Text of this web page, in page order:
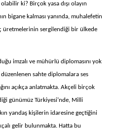
ki? Birçok yasa dışı olayın
bigane kalması yanında, muhalefetin
üretmelerinin sergilendiği bir ülkede
imzalı ve mühürlü diplomasını yok
düzenlenen sahte diplomalara ses
açıkça anlatmakta. Akçeli birçok
günümüz Türkiyesi’nde, Milli
yandaş kişilerin idaresine geçtiğini
gelir bulunmakta. Hatta bu